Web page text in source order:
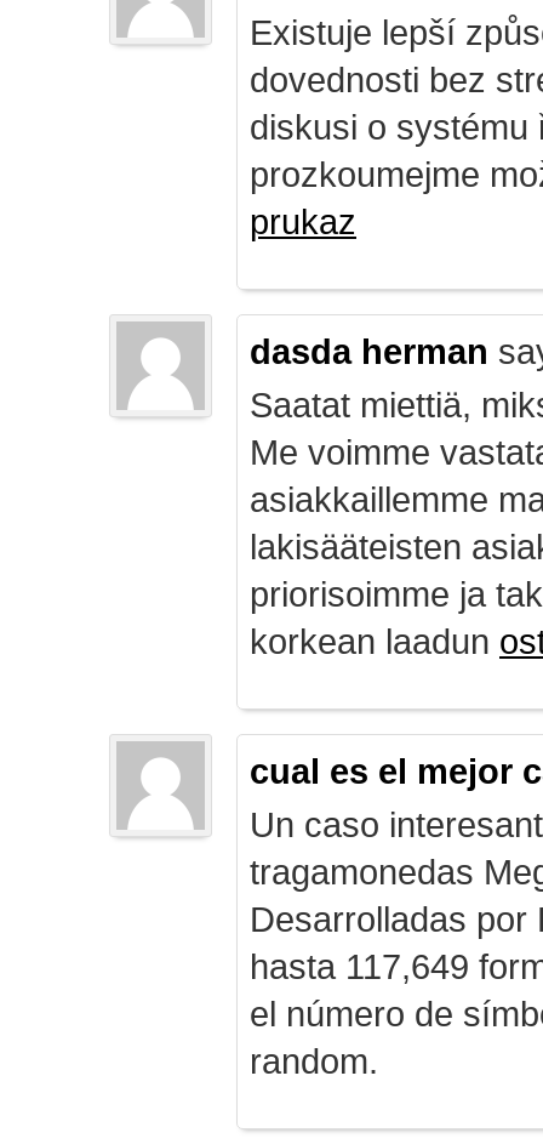
Existuje lepší
dovednosti bez
diskusi o
prozkoumejme
prukaz
dasda herman
Saatat miettiä,
Me voimme
asiakkaillemme
lakisääteisten
priorisoimme ja
korkean laadun
cual es el mejor
Un caso
tragamonedas
Desarrolladas por
hasta 117,649
el número de
random.